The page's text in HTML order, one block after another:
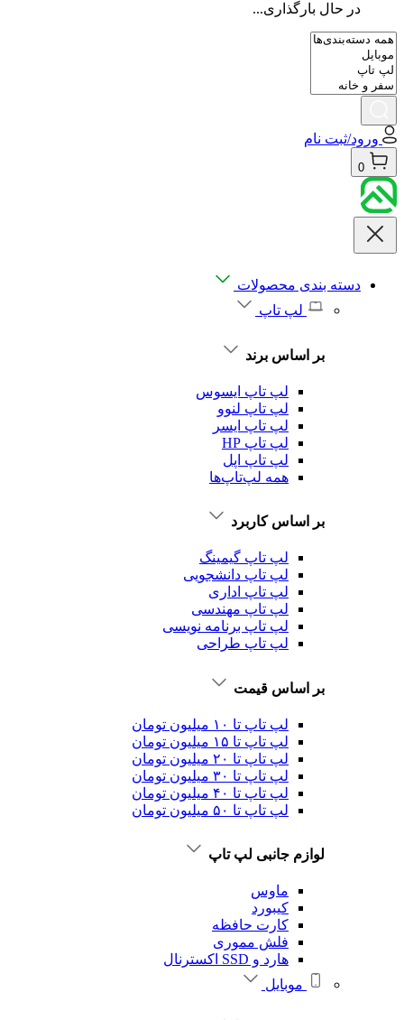
در حال بارگذاری...
ورود/ثبت نام
0
دسته بندی محصولات
لپ تاپ
بر اساس برند
لپ تاپ ایسوس
لپ تاپ لنوو
لپ تاپ ایسر
لپ تاپ HP
لپ تاپ اپل
همه لپ‌تاپ‌ها
بر اساس کاربرد
لپ تاپ گیمینگ
لپ تاپ دانشجویی
لپ تاپ اداری
لپ تاپ مهندسی
لپ تاپ برنامه نویسی
لپ تاپ طراحی
بر اساس قیمت
لپ تاپ تا ۱۰ میلیون تومان
لپ تاپ تا ۱۵ میلیون تومان
لپ تاپ تا ۲۰ میلیون تومان
لپ تاپ تا ۳۰ میلیون تومان
لپ تاپ تا ۴۰ میلیون تومان
لپ تاپ تا ۵۰ میلیون تومان
لوازم جانبی لپ تاپ
ماوس
کیبورد
کارت حافظه
فلش مموری
هارد و SSD اکسترنال
موبایل